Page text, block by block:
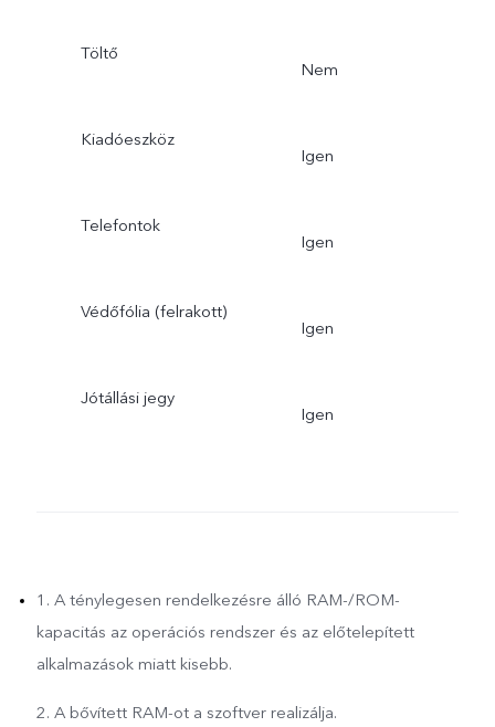
Töltő
Nem
Kiadóeszköz
Igen
Telefontok
Igen
Védőfólia (felrakott)
Igen
Jótállási jegy
Igen
1. A ténylegesen rendelkezésre álló RAM-/ROM-
kapacitás az operációs rendszer és az előtelepített
alkalmazások miatt kisebb.
2. A bővített RAM-ot a szoftver realizálja.